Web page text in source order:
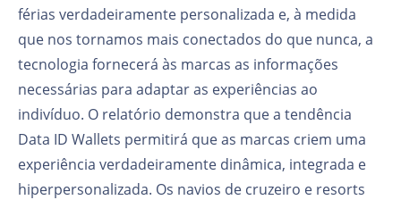
férias verdadeiramente personalizada e, à medida
que nos tornamos mais conectados do que nunca, a
tecnologia fornecerá às marcas as informações
necessárias para adaptar as experiências ao
indivíduo. O relatório demonstra que a tendência
Data ID Wallets permitirá que as marcas criem uma
experiência verdadeiramente dinâmica, integrada e
hiperpersonalizada. Os navios de cruzeiro e resorts